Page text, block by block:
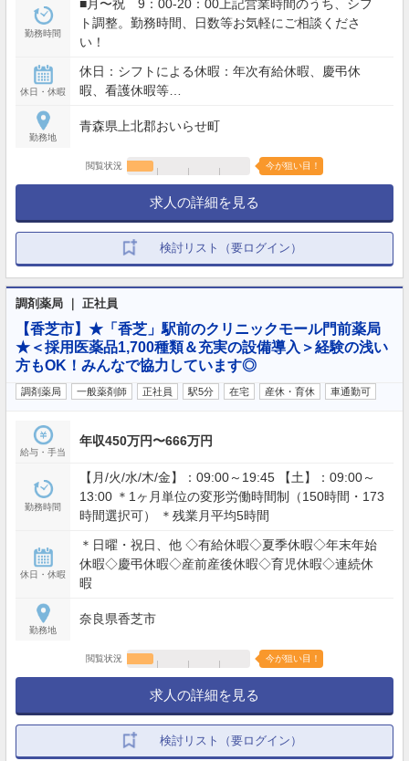
勤務時間
■月〜祝 9：00-20：00上記営業時間のうち、シフ
ト調整。勤務時間、日数等お気軽にご相談くださ
い！
休日・休暇
休日：シフトによる休暇：年次有給休暇、慶弔休
暇、看護休暇等…
勤務地
青森県上北郡おいらせ町
閲覧状況 今が狙い目！
求人の詳細を見る
検討リスト（要ログイン）
調剤薬局 ｜ 正社員
【香芝市】★「香芝」駅前のクリニックモール門前薬局
★＜採用医薬品1,700種類＆充実の設備導入＞経験の浅い
方もOK！みんなで協力しています◎
調剤薬局 一般薬剤師 正社員 駅5分 在宅 産休・育休 車通勤可
給与・手当
年収450万円〜666万円
勤務時間
【月/火/水/木/金】：09:00～19:45 【土】：09:00～
13:00 ＊1ヶ月単位の変形労働時間制（150時間・173
時間選択可） ＊残業月平均5時間
休日・休暇
＊日曜・祝日、他 ◇有給休暇◇夏季休暇◇年末年始
休暇◇慶弔休暇◇産前産後休暇◇育児休暇◇連続休
暇
勤務地
奈良県香芝市
閲覧状況 今が狙い目！
求人の詳細を見る
検討リスト（要ログイン）